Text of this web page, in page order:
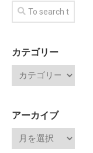
カテゴリー
アーカイブ